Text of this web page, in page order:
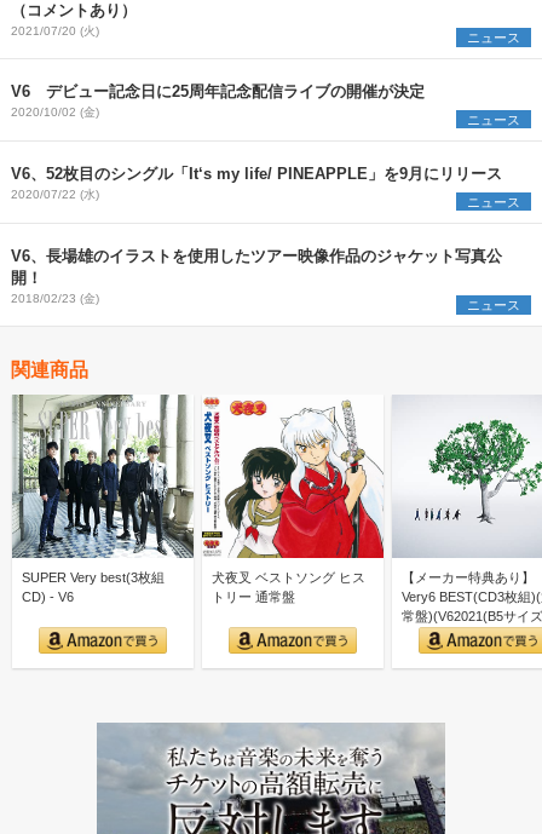
（コメントあり）
2021/07/20 (火) ニュース
V6 デビュー記念日に25周年記念配信ライブの開催が決定
2020/10/02 (金) ニュース
V6、52枚目のシングル「It‘s my life/ PINEAPPLE」を9月にリリース
2020/07/22 (水) ニュース
V6、長場雄のイラストを使用したツアー映像作品のジャケット写真公
開！
2018/02/23 (金) ニュース
関連商品
SUPER Very best(3枚組
CD) - V6
犬夜叉 ベストソング ヒス
トリー 通常盤
【メーカー特典あり】
Very6 BEST(CD3枚組
常盤)(V62021(B5サイ